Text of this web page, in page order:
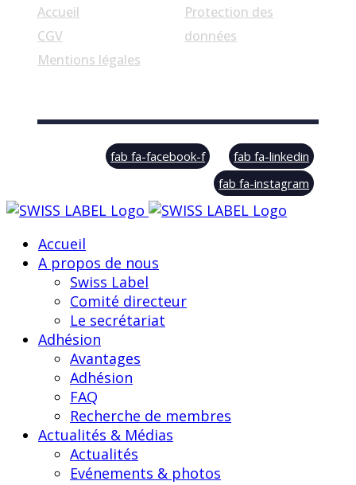
Accueil
CGV
Mentions légales
Protection des
données
© Swiss Label, All rights reserved
fab fa-facebook-f
fab fa-linkedin
fab fa-instagram
Accueil
A propos de nous
Swiss Label
Comité directeur
Le secrétariat
Adhésion
Avantages
Adhésion
FAQ
Recherche de membres
Actualités & Médias
Actualités
Evénements & photos